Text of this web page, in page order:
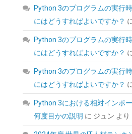
(54570114) GBP 6.54
04:03 GMT +09:00 時点 - 詳細はこちら)
Python 3のプログラムの実行
にはどうすればよいですか？
Python 3のプログラムの実行
にはどうすればよいですか？
Python 3のプログラムの実行
にはどうすればよいですか？
Python 3における相対インポ
何度目かの説明 に ジュン より